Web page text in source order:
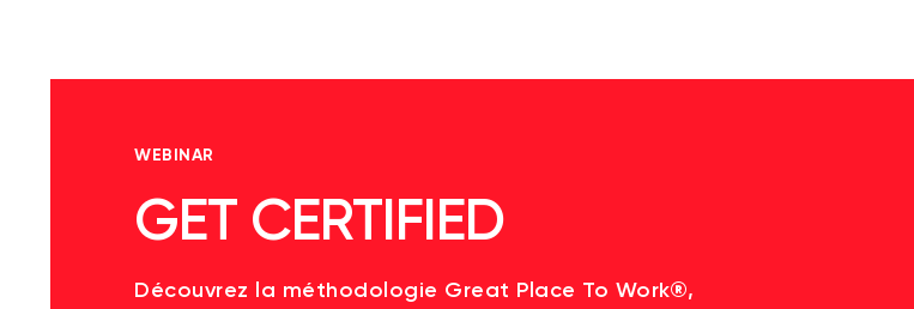
WEBINAR
GET CERTIFIED
Découvrez la méthodologie Great Place To Work®,